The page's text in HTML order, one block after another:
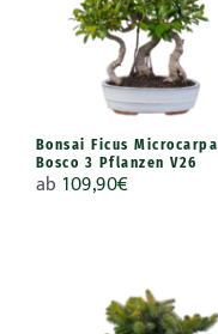
Bonsai Ficus Microcarpa
Bosco 3 Pflanzen V26
ab 109,90€